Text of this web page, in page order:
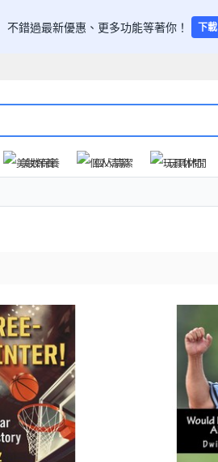
不錯過最新優惠、更多功能等著你！ 下載
美妝保養 個人清潔 玩具休閒